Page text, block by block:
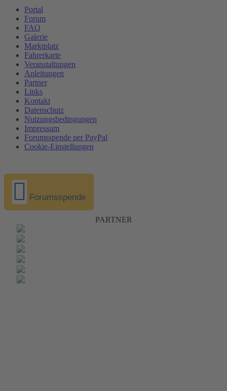
Portal
Forum
FAQ
Galerie
Marktplatz
Fahrerkarte
Veranstaltungen
Anleitungen
Partner
Links
Kontakt
Datenschutz
Nutzungsbedingungen
Impressum
Forumsspende per PayPal
Cookie-Einstellungen
Forumsspende
PARTNER